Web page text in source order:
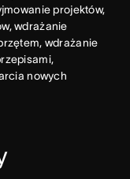
projektów,
wdrażanie
wdrażanie
nowych